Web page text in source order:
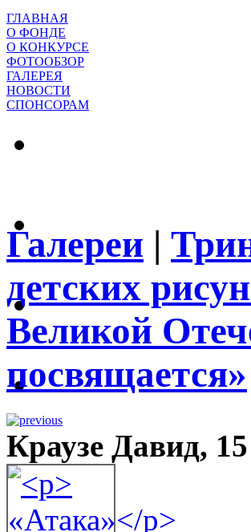
ГЛАВНАЯ
О ФОНДЕ
О КОНКУРСЕ
ФОТООБЗОР
ГАЛЕРЕЯ
НОВОСТИ
СПОНСОРАМ
Галереи |
детских
Великой
посвящается»
Краузе Давид,